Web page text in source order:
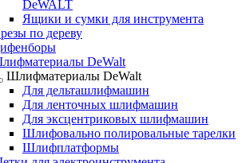
DeWALT
Ящики и сумки для инструмента
по дереву
DeWalt
Шлифматериалы DeWalt
Для дельташлифмашин
Для ленточных шлифмашин
Для эксцентриковых шлифмашин
Шлифовально полировальные тарелки
Шлифплатформы